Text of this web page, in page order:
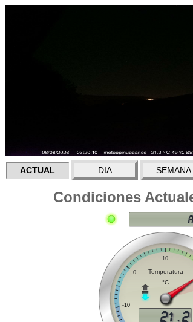
ACTUAL DIA SEMANA
Condiciones